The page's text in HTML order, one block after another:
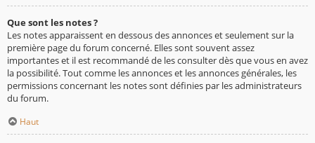
Que sont les notes ?
Les notes apparaissent en dessous des annonces et seulement sur la
première page du forum concerné. Elles sont souvent assez
importantes et il est recommandé de les consulter dès que vous en avez
la possibilité. Tout comme les annonces et les annonces générales, les
permissions concernant les notes sont définies par les administrateurs
du forum.
Haut